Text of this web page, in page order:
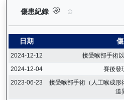
傷患紀錄 銀進（G266）
日期
2024-12-12
接受喉部手術
2024-12-04
賽後發
2023-06-23
接受喉部手術（人工喉成形
道